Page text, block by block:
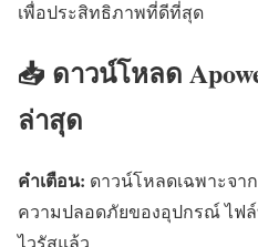
เพื่อประสิทธิภาพที่ดีที่สุด
📥 ดาวน์โหลด
ล่าสุด
คำเตือน: ดาวน์โหลดเฉพาะจา
ความปลอดภัยของอุปกรณ์ ไฟ
ไวรัสแล้ว